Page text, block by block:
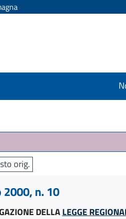
orig.
2000, n. 10
DELLALEGGE